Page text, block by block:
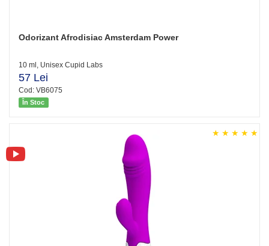
Odorizant Afrodisiac Amsterdam Power
10 ml, Unisex Cupid Labs
57 Lei
Cod: VB6075
În Stoc